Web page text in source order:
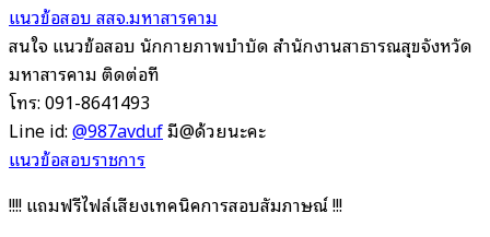
แนวข้อสอบ สสจ.มหาสารคาม
สนใจ แนวข้อสอบ นักกายภาพบำบัด สำนักงานสาธารณสุขจังหวัด
มหาสารคาม ติดต่อที่
โทร: 091-8641493
Line id:@987avdufมี@ด้วยนะคะ
แนวข้อสอบราชการ
!!!! แถมฟรีไฟล์เสียงเทคนิคการสอบสัมภาษณ์ !!!